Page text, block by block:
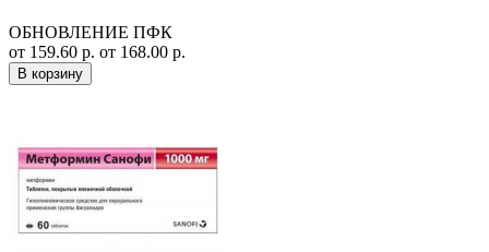
ОБНОВЛЕНИЕ ПФК
от 159.60 р. от 168.00 р.
В корзину